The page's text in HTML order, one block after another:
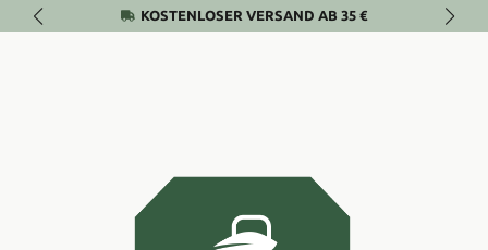
Zum Hauptinhalt springenKOSTENLOSER VERSAND AB 35 €